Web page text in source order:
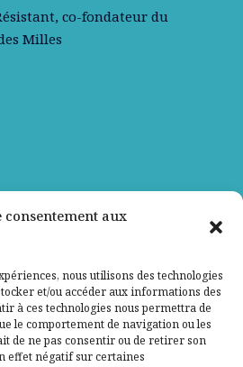
consentement aux
nous utilisons des technologies
et/ou accéder aux informations des
à ces technologies nous permettra de
le comportement de navigation ou les
de ne pas consentir ou de retirer son
effet négatif sur certaines
co-fondateur du
Milles